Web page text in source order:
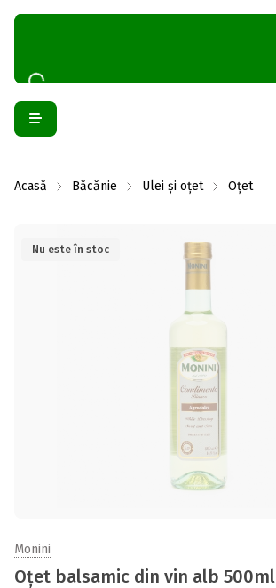
Acasă Băcănie Ulei și oțet Oțet
Nu este în stoc
Monini
Oțet balsamic din vin alb 500ml